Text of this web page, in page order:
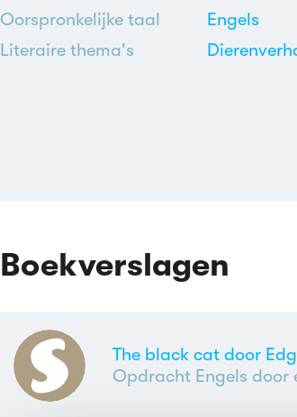
Oorspronkelijke taal
Engels
Literaire thema's
Boekverslagen
The black cat door
Opdracht Engels door